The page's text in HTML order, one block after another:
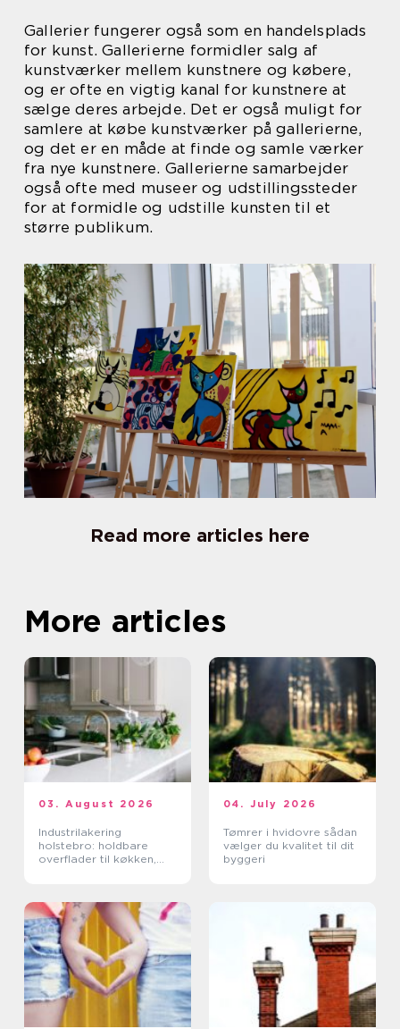
Gallerier fungerer også som en handelsplads
for kunst. Gallerierne formidler salg af
kunstværker mellem kunstnere og købere,
og er ofte en vigtig kanal for kunstnere at
sælge deres arbejde. Det er også muligt for
samlere at købe kunstværker på gallerierne,
og det er en måde at finde og samle værker
fra nye kunstnere. Gallerierne samarbejder
også ofte med museer og udstillingssteder
for at formidle og udstille kunsten til et
større publikum.
Read more articles here
More articles
03. August 2026
Industrilakering
holstebro: holdbare
overflader til køkken,
04. July 2026
Tømrer i hvidovre sådan
vælger du kvalitet til dit
byggeri